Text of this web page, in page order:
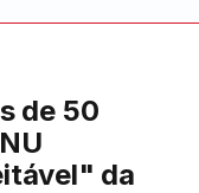
de 50
da